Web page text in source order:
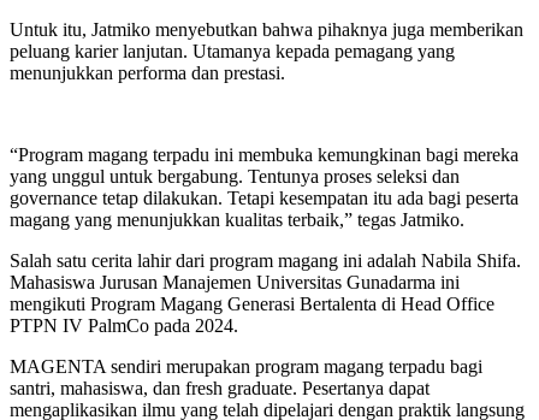
Untuk itu, Jatmiko menyebutkan bahwa pihaknya juga memberikan
peluang karier lanjutan. Utamanya kepada pemagang yang
menunjukkan performa dan prestasi.
“Program magang terpadu ini membuka kemungkinan bagi mereka
yang unggul untuk bergabung. Tentunya proses seleksi dan
governance tetap dilakukan. Tetapi kesempatan itu ada bagi peserta
magang yang menunjukkan kualitas terbaik,” tegas Jatmiko.
Salah satu cerita lahir dari program magang ini adalah Nabila Shifa.
Mahasiswa Jurusan Manajemen Universitas Gunadarma ini
mengikuti Program Magang Generasi Bertalenta di Head Office
PTPN IV PalmCo pada 2024.
MAGENTA sendiri merupakan program magang terpadu bagi
santri, mahasiswa, dan fresh graduate. Pesertanya dapat
mengaplikasikan ilmu yang telah dipelajari dengan praktik langsung